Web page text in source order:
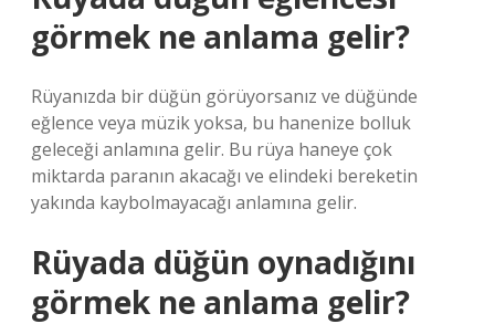
görmek ne anlama gelir?
Rüyanızda bir düğün görüyorsanız ve düğünde
eğlence veya müzik yoksa, bu hanenize bolluk
geleceği anlamına gelir. Bu rüya haneye çok
miktarda paranın akacağı ve elindeki bereketin
yakında kaybolmayacağı anlamına gelir.
Rüyada düğün oynadığını
görmek ne anlama gelir?